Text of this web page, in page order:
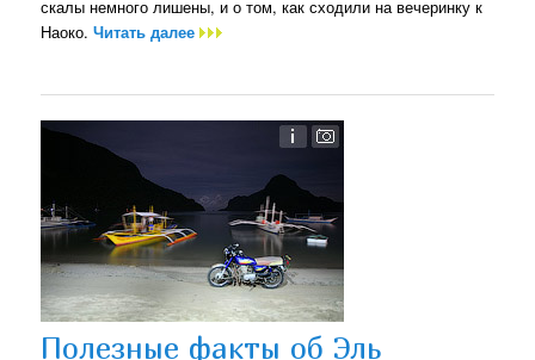
скалы немного лишены, и о том, как сходили на вечеринку к
Наоко.Читать далее
Полезные факты об Эль